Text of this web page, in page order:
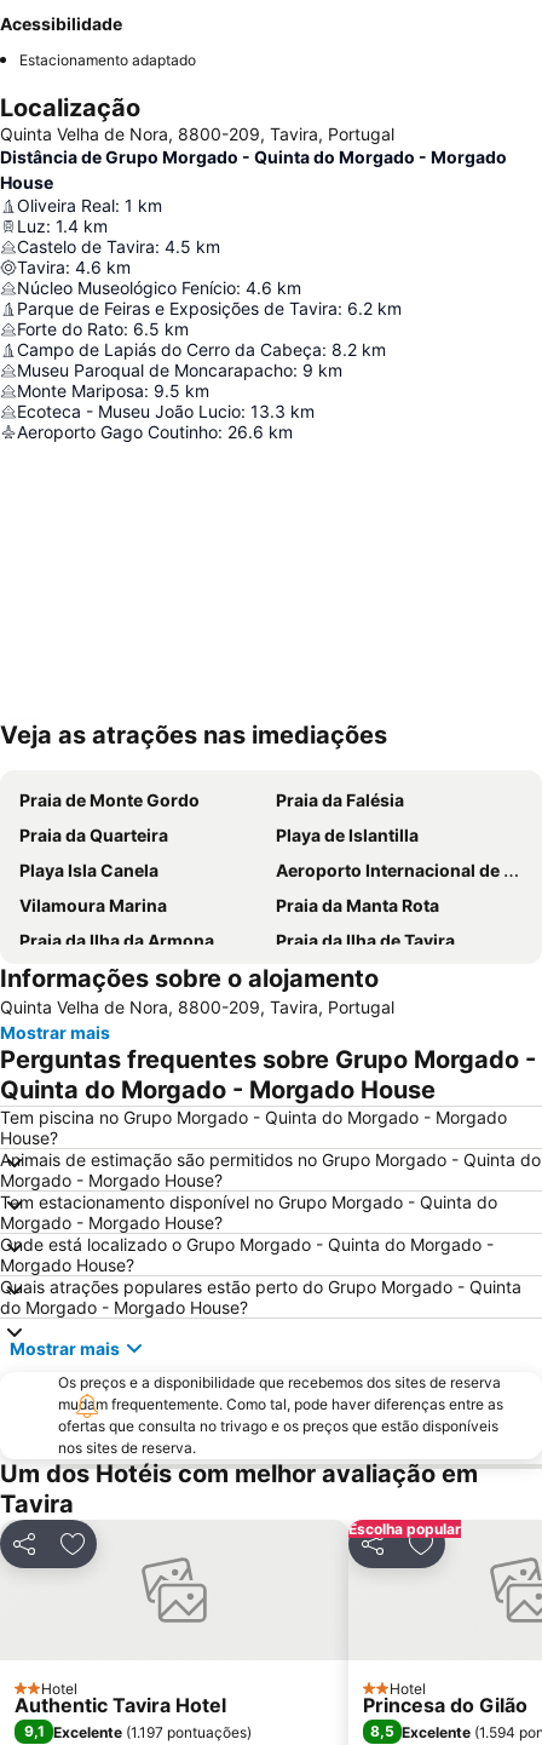
Acessibilidade
Estacionamento adaptado
Localização
Quinta Velha de Nora, 8800-209, Tavira, Portugal
Distância de Grupo Morgado - Quinta do Morgado - Morgado
House
Oliveira Real: 1 km
Luz: 1.4 km
Castelo de Tavira: 4.5 km
Tavira: 4.6 km
Núcleo Museológico Fenício: 4.6 km
Parque de Feiras e Exposições de Tavira: 6.2 km
Forte do Rato: 6.5 km
Campo de Lapiás do Cerro da Cabeça: 8.2 km
Museu Paroqual de Moncarapacho: 9 km
Monte Mariposa: 9.5 km
Ecoteca - Museu João Lucio: 13.3 km
Aeroporto Gago Coutinho: 26.6 km
Ampliar mapa
Veja as atrações nas imediações
Praia de Monte Gordo
Praia da Falésia
Praia da Quarteira
Playa de Islantilla
Playa Isla Canela
Aeroporto Internacional de Faro - Gago Coutinho
Vilamoura Marina
Praia da Manta Rota
Praia da Ilha da Armona
Praia da Ilha de Tavira
Praia do Barril
Playas Isla Cristina
Aldeia das Açoteias
Fuseta(Mar) Beach
De Vilamoura
Olhos de Água
Estádio Algarve
Praia da Ilha do Farol
Praia Verde
Cacela Velha Beach
Praia do Ancão
Avenida Marginal de Monte Gordo
Punta de Moral
Barra da Fuseta Beach
Islantilla Golf Club
Ayamonte
Parque Natural da Ría Formosa
Praia da Rocha Baixinha
Palácio e Quinta de Estói
La Antilla
Faro Beach
Culatra (Mar) Beach
Praia do Vale do Garrão
Vale do Lobo Resort
Lota Beach
Praia da Terra Estreita
La Antilla
Praia do Barranco das Belharucas
Costa Esuri
Vale do Lobo Beach
Ponta da Areia Beach
Tavira Gran-Plaza
Estação de comboios de Tavira
Informações sobre o alojamento
Quinta Velha de Nora, 8800-209, Tavira, Portugal
Mostrar mais
Perguntas frequentes sobre Grupo Morgado -
Quinta do Morgado - Morgado House
Tem piscina no Grupo Morgado - Quinta do Morgado - Morgado
House?
Animais de estimação são permitidos no Grupo Morgado - Quinta do
Morgado - Morgado House?
Tem estacionamento disponível no Grupo Morgado - Quinta do
Morgado - Morgado House?
Onde está localizado o Grupo Morgado - Quinta do Morgado -
Morgado House?
Quais atrações populares estão perto do Grupo Morgado - Quinta
do Morgado - Morgado House?
Mostrar mais
Os preços e a disponibilidade que recebemos dos sites de reserva
mudam frequentemente. Como tal, pode haver diferenças entre as
ofertas que consulta no trivago e os preços que estão disponíveis
nos sites de reserva.
Um dos Hotéis com melhor avaliação em
Tavira
PartilharAdicionar aos favoritos
2 Estrelas
Hotel
Authentic Tavira Hotel
9,1 Excelente (1.197 pontuações)
Escolha popular
PartilharAdicionar
2 Estrelas
Hotel
Princesa do Gilão
8,5 Excelente (1.594